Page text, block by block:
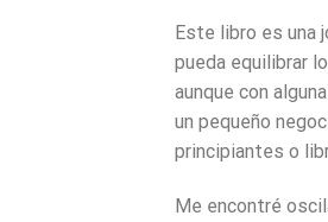
Este libro es una
pueda equilibrar
aunque con
un pequeño
principiantes o
Me encontré